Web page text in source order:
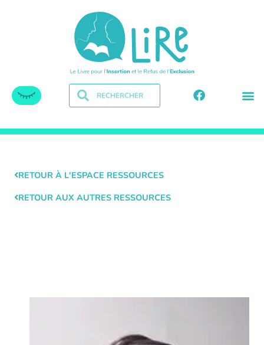
RETOUR À L'ESPACE RESSOURCES
RETOUR AUX AUTRES RESSOURCES